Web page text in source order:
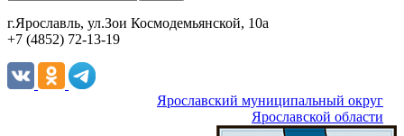
г.Ярославль, ул.Зои Космодемьянской, 10а
+7 (4852) 72-13-19
Ярославский муниципальный округ
Ярославской области